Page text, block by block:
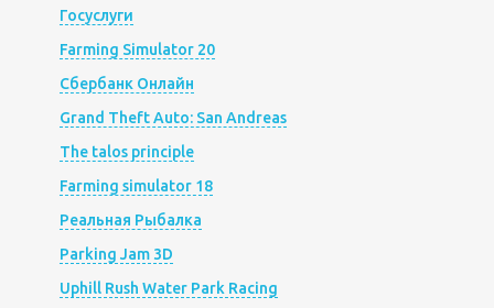
Госуслуги
Farming Simulator 20
Сбербанк Онлайн
Grand Theft Auto: San Andreas
The talos principle
Farming simulator 18
Реальная Рыбалка
Parking Jam 3D
Uphill Rush Water Park Racing